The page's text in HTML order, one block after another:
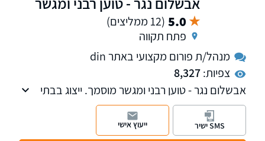
5.0 (12 ממליצים)
פתח תקווה
מנהל/ת פורום מקצועי באתר din
צפיות:8,327
אבשלום נגר - טוען רבני ומגשר מוסמך. ייצוג בבתי
הדין הרבניים, גישור בענייני משפחה ובנושאים
כללים: עבודה, סכסוכים עסקיים, סכסוכי שכנים
ועוד.SMS ישיר ייעוץ אישי